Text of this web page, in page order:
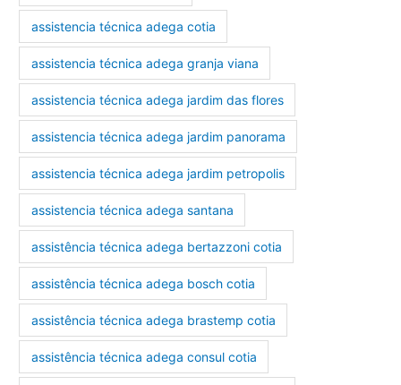
assistencia técnica adega cotia
assistencia técnica adega granja viana
assistencia técnica adega jardim das flores
assistencia técnica adega jardim panorama
assistencia técnica adega jardim petropolis
assistencia técnica adega santana
assistência técnica adega bertazzoni cotia
assistência técnica adega bosch cotia
assistência técnica adega brastemp cotia
assistência técnica adega consul cotia